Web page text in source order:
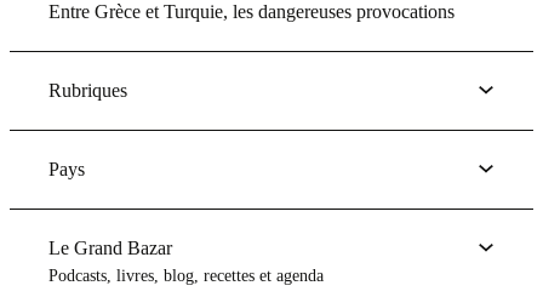
Entre Grèce et Turquie, les dangereuses provocations
Rubriques
Pays
Le Grand Bazar
Podcasts, livres, blog, recettes et agenda